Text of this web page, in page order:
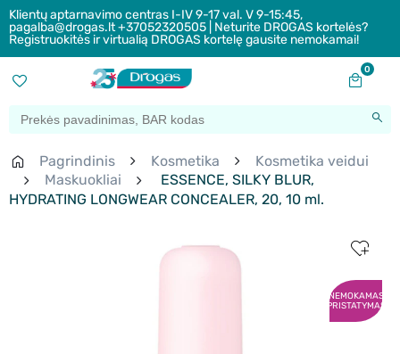
Klientų aptarnavimo centras I-IV 9-17 val. V 9-15:45,
pagalba@drogas.lt +37052320505 | Neturite DROGAS kortelės?
Registruokitės ir virtualią DROGAS kortelę gausite nemokamai!
0
Pagrindinis Kosmetika
Kosmetika veidui
Maskuokliai
ESSENCE, SILKY BLUR,
HYDRATING LONGWEAR CONCEALER, 20, 10 ml.
NEMOKAMAS
PRISTATYMAS